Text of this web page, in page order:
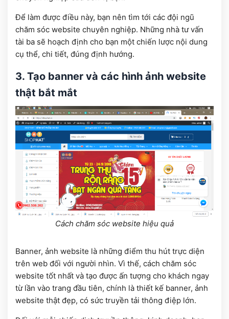
Để làm được điều này, bạn nên tìm tới các đội ngũ
chăm sóc website chuyên nghiệp. Những nhà tư vấn
tài ba sẽ hoạch định cho bạn một chiến lược nội dung
cụ thể, chi tiết, đúng định hướng.
3. Tạo banner và các hình ảnh website
thật bắt mắt
Cách chăm sóc website hiệu quả
Banner, ảnh website là những điểm thu hút trực diện
trên web đối với người nhìn. Vì thế, cách chăm sóc
website tốt nhất và tạo được ấn tượng cho khách ngay
từ lần vào trang đầu tiên, chính là thiết kế banner, ảnh
website thật đẹp, có sức truyền tải thông điệp lớn.